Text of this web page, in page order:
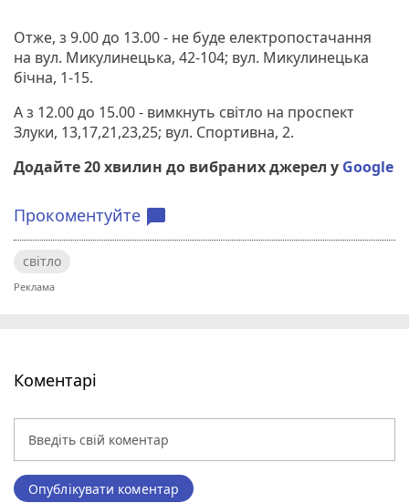
Отже, з 9.00 до 13.00 - не буде електропостачання
на вул. Микулинецька, 42-104; вул. Микулинецька
бічна, 1-15.
А з 12.00 до 15.00 - вимкнуть світло на проспект
Злуки, 13,17,21,23,25; вул. Спортивна, 2.
Додайте 20 хвилин до вибраних джерел у Google
Прокоментуйте chat_bubble
світло
Коментарі
Опублікувати коментар